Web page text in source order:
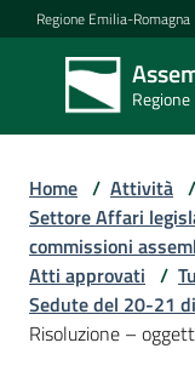
Vai al contenuto
Vai alla navigazione
Vai al footer
Regione Emilia-Romagna
Regione
Assemblea
Home / Attività /
Settore Affari
commissioni
Atti approvati /
Sedute del 20-21
Risoluzione –